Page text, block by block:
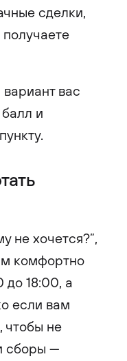
сделки,
вас
и
не хочется?”,
комфортно
до 18:00, а
если вам
чтобы не
сборы —